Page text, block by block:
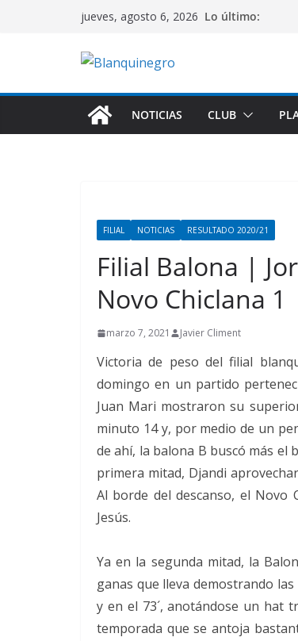
jueves, agosto 6, 2026 Lo último:
NOTICIAS CLUB
FILIAL NOTICIAS RESULTADO 2020/21
Filial Balona |
Novo Chiclana 1
marzo 7, 2021 Javier Climent
Victoria de peso del filial
domingo en un partido
Juan Mari mostraron su
minuto 14 y, por medio de un
de ahí, la balona B buscó más el
primera mitad, Djandi
Al borde del descanso, el Novo
Jesús.
Ya en la segunda mitad, la
ganas que lleva demostrando
y en el 73´, anotándose un hat
temporada que se antoja